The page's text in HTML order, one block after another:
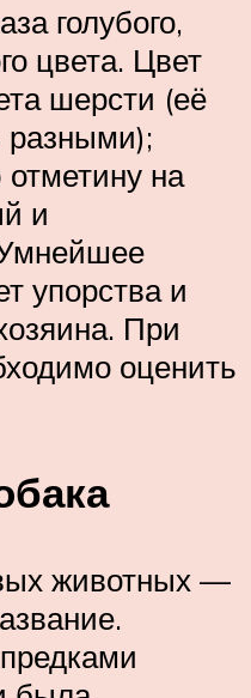
голубого,
цвета. Цвет
шерсти (её
разными);
на
и
упорства и
При
оценить
животных —